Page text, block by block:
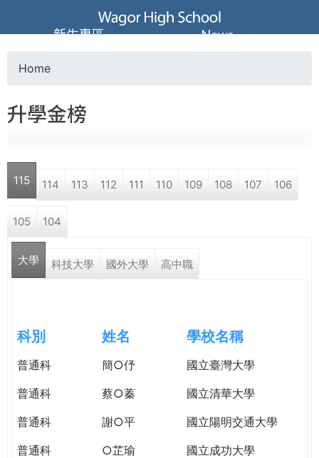
Jump to navigation
葳
格
高
中
學
格。
o
u
a
r
e
e
r
e
Home
升學金榜
115 114 113 112 111 110 109 108 107 106
105 104
大學 科技大學 國外大學 高中職
科別 姓名 學校名稱
普通科 簡○伃
國立臺灣大學
普通科
蔡○蓁
國立清華大學
普通科
謝○平
國立陽明交通大學
普通科
○芷瑜
國立成功大學
新生專區 News